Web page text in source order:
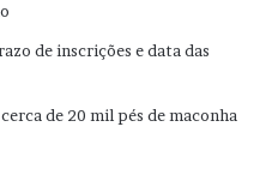
de inscrições e data das
de 20 mil pés de maconha